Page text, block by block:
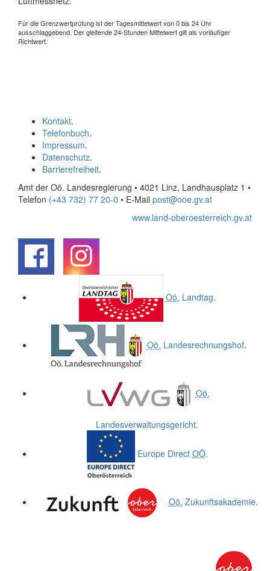
Für die Grenzwertprüfung ist der Tagesmittelwert von 0 bis 24 Uhr
ausschlaggebend. Der gleitende 24-Stunden Mittelwert gilt als vorläufiger
Richtwert.
Kontakt.
Telefonbuch.
Impressum.
Datenschutz.
Barrierefreiheit.
Amt der Oö. Landesregierung • 4021 Linz, Landhausplatz 1 •
Telefon (+43 732) 77 20-0 • E-Mail post@ooe.gv.at
www.land-oberoesterreich.gv.at
Oö. Landtag.
Oö. Landesrechnungshof.
Oö.
Landesverwaltungsgericht.
Europe Direct OÖ.
Oö. Zukunftsakademie.